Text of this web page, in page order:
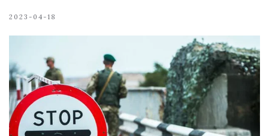
2023-04-18